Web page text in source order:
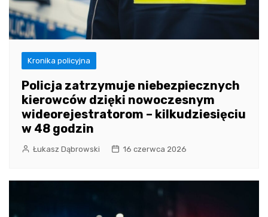
Kronika policyjna
Policja zatrzymuje niebezpiecznych
kierowców dzięki nowoczesnym
wideorejestratorom – kilkudziesięciu
w 48 godzin
Łukasz Dąbrowski 16 czerwca 2026